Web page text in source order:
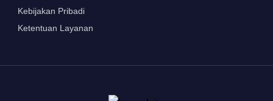
Kebijakan Pribadi
Ketentuan Layanan